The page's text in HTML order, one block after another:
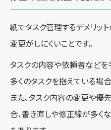
紙でタスク管理するデメリッ
変更がしにくいことです。
タスクの内容や依頼者などを
多くのタスクを抱えている場
また、タスク内容の変更や
合、書き直しや修正線が多く